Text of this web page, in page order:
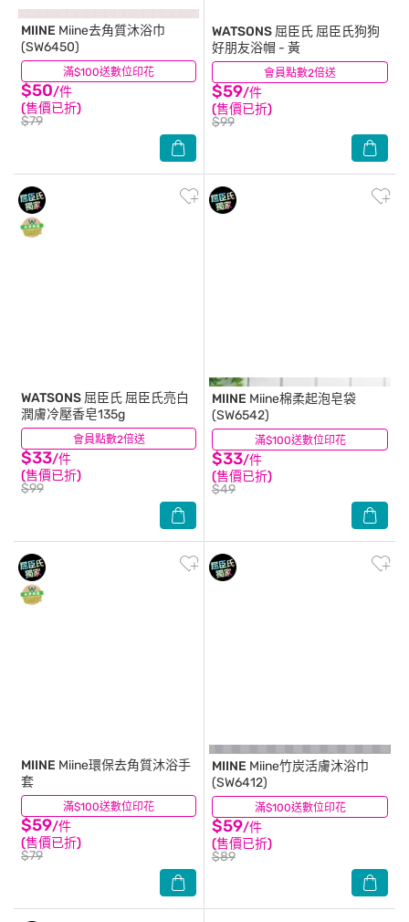
滿$100送數位印花
MIINE Miine去角質沐浴巾
(SW6450)
$50/件
(售價已折)
$79
(16) 會員點數2倍送
WATSONS 屈臣氏 屈臣氏狗狗
好朋友浴帽 - 黃
$59/件
(售價已折)
$99
(0)
會員點數2倍送
WATSONS 屈臣氏 屈臣氏亮白
潤膚冷壓香皂135g
$33/件
(售價已折)
$99
(3) 滿$100送數位印花
MIINE Miine棉柔起泡皂袋
(SW6542)
$33/件
(售價已折)
$49
(10)
滿$100送數位印花
MIINE Miine環保去角質沐浴手
套
$59/件
(售價已折)
$79
(13) 滿$100送數位印花
MIINE Miine竹炭活膚沐浴巾
(SW6412)
$59/件
(售價已折)
$89
(7)